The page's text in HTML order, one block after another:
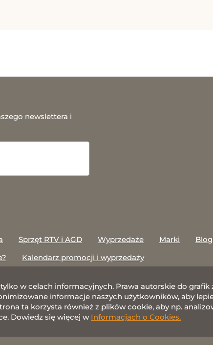
newslettera i
Sprzęt RTV i AGD Wyprzedaże Marki Blog
Kalendarz promocji i wyprzedaży
w celach informacyjnych. Prawa autorskie do
informacje naszych użytkowników, aby
ta korzysta również z plików cookie, aby np.
Dowiedz się więcej w Informacjach o Cookies.